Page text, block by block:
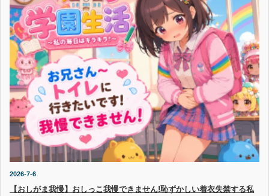
2026-7-6
【おしがま我慢】おしっこ我慢できません!恥ずかしい着衣失禁する私